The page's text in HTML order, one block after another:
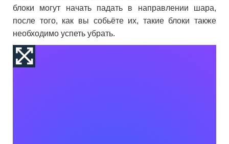
блоки могут начать падать в направлении шара,
после того, как вы собьёте их, такие блоки также
необходимо успеть убрать.